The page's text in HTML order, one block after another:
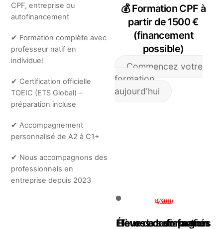
CPF, entreprise ou
autofinancement
✔ Formation complète avec
professeur natif en
individuel
✔ Certification officielle
TOEIC (ETS Global) –
préparation incluse
✔ Accompagnement
personnalisé de A2 à C1+
✔ Nous accompagnons des
professionnels en
entreprise depuis 2023
💰 Formation CPF à
partir de 1500 €
(financement
possible)
Commencez votre
formation
aujourd'hui
+300
Élèves accompagnés
+7000
Heures de formation
4.9/5
Taux de satisfaction